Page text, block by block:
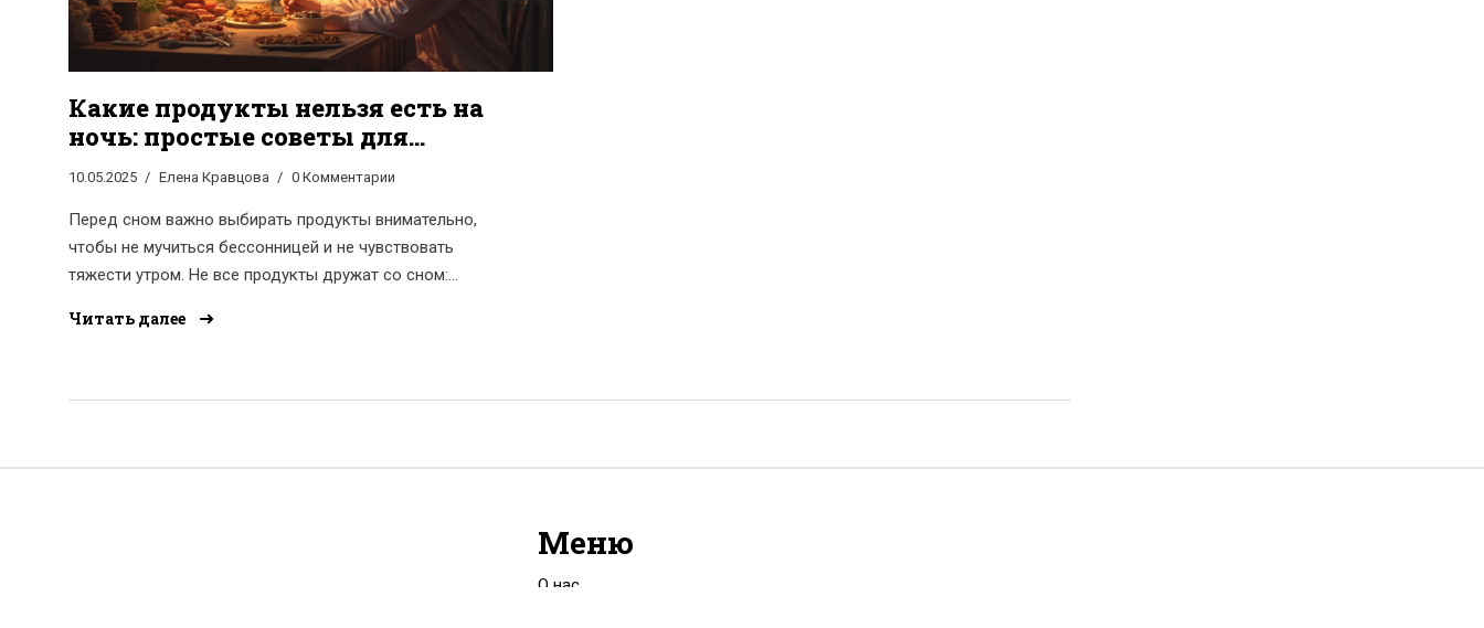
Какие продукты нельзя есть на
ночь: простые советы для
здорового сна
10.05.2025 Елена Кравцова 0 Комментарии
Перед сном важно выбирать продукты внимательно,
чтобы не мучиться бессонницей и не чувствовать
тяжести утром. Не все продукты дружат со сном:
приводят к набору веса. В статье расскажем, от каких
Читать далее
Меню
О нас